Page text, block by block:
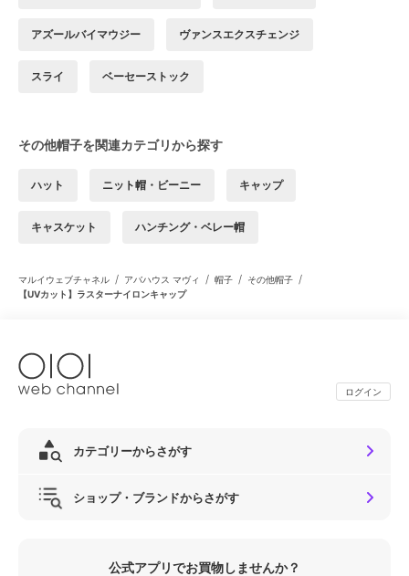
アズールバイマウジー ヴァンスエクスチェンジ
スライ ベーセーストック
その他帽子を関連カテゴリから探す
ハット ニット帽・ビーニー キャップ
キャスケット ハンチング・ベレー帽
マルイウェブチャネル / アバハウス マヴィ / 帽子 / その他帽子 /
【UVカット】ラスターナイロンキャップ
ログイン
カテゴリーからさがす
ショップ・ブランドからさがす
公式アプリでお買物しませんか？